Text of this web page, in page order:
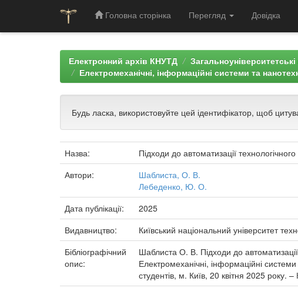
Головна сторінка Перегляд Довідка
Електронний архів КНУТД Загальноуніверситетські
Електромеханічні, інформаційні системи та
Будь ласка, використовуйте цей ідентифікатор, щоб
Назва:
Підходи до автоматизації
Автори:
Шаблиста, О. В.
Лебеденко, Ю. О.
Дата публікації:
2025
Видавництво:
Київський національний університет
Бібліографічний
опис:
Шаблиста О. В. Підходи до
Електромеханічні, інформаційні
студентів, м. Київ, 20 квітня 2025